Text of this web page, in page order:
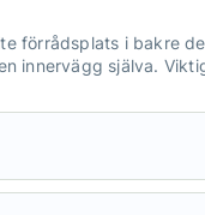
förrådsplats i bakre
innervägg själva.